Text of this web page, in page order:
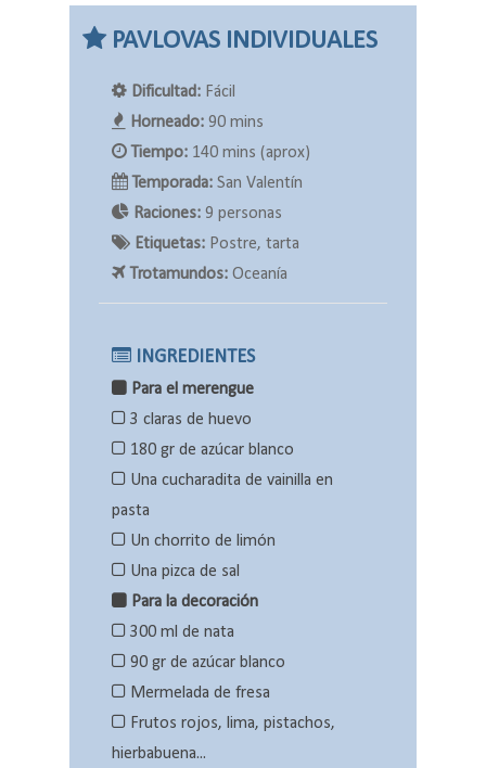
PAVLOVAS INDIVIDUALES
Dificultad: Fácil
Horneado: 90 mins
Tiempo: 140 mins (aprox)
Temporada: San Valentín
Raciones: 9 personas
Etiquetas: Postre, tarta
Trotamundos: Oceanía
INGREDIENTES
Para el merengue
3 claras de huevo
180 gr de azúcar blanco
Una cucharadita de vainilla en
pasta
Un chorrito de limón
Una pizca de sal
Para la decoración
300 ml de nata
90 gr de azúcar blanco
Mermelada de fresa
Frutos rojos, lima, pistachos,
hierbabuena...